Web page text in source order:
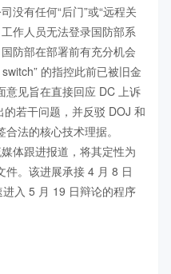
没有任何“后门”或“远程关
作人员无法登录国防部系
防部在部署前有充分机会
的指控此前已被旧金
意见旨在直接回应 DC 上诉
若干问题，并反驳 DOJ 和
法的核心技术理据。
体跟进报道，将其定性为
件。该进展承接 4 月 8 日
入 5 月 19 日辩论的程序